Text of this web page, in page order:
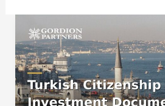
para
la
ciudadanía
turca
por